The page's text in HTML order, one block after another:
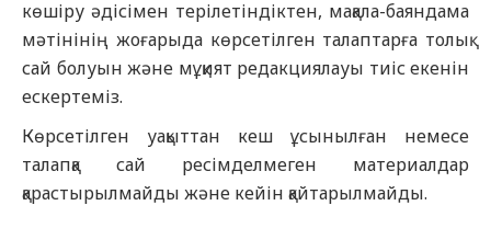
көшіру әдісімен терілетіндіктен, мақала-баяндама
мәтінінің жоғарыда көрсетілген талаптарға толық
сай болуын және мұқият редакциялауы тиіс екенін
ескертеміз.
Көрсетілген уақыттан кеш ұсынылған немесе
талапқа сай ресімделмеген материалдар
қарастырылмайды және кейін қайтарылмайды.